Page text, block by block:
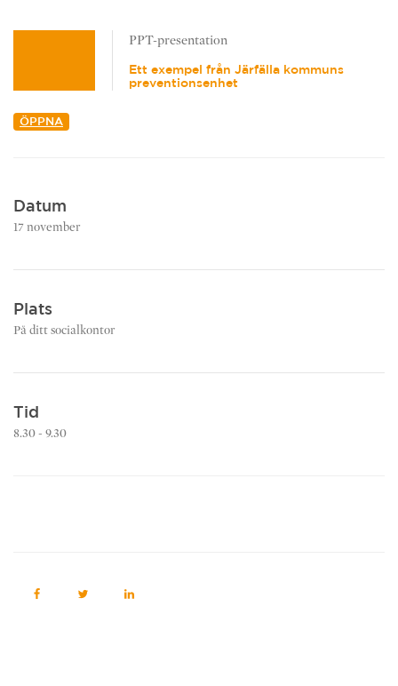
PPT-presentation
Ett exempel från Järfälla kommuns
preventionsenhet
ÖPPNA
Datum
17 november
Plats
På ditt socialkontor
Tid
8.30 - 9.30